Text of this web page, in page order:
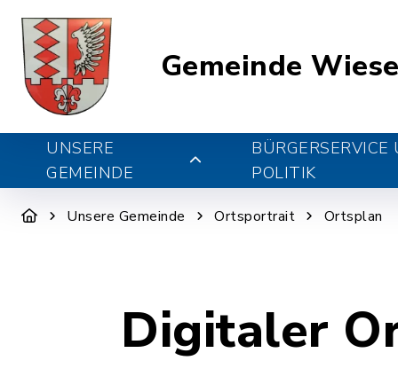
Gemeinde
UNSERE
GEMEINDE
BÜRGERSERVICE
POLITIK
Unsere Gemeinde Ortsportrait Ortsplan
Digitaler